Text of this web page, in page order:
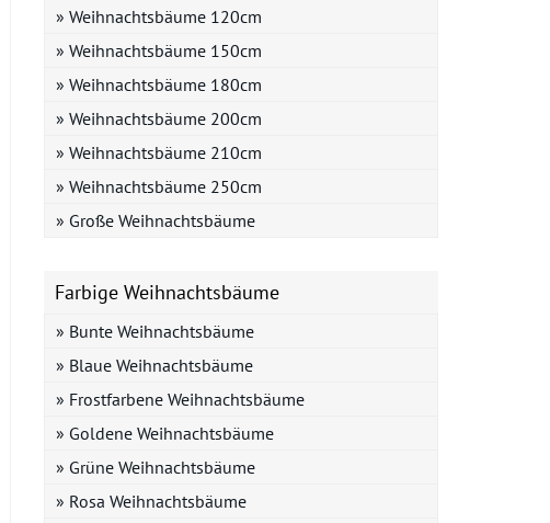
» Weihnachtsbäume 120cm
» Weihnachtsbäume 150cm
» Weihnachtsbäume 180cm
» Weihnachtsbäume 200cm
» Weihnachtsbäume 210cm
» Weihnachtsbäume 250cm
» Große Weihnachtsbäume
Farbige Weihnachtsbäume
» Bunte Weihnachtsbäume
» Blaue Weihnachtsbäume
» Frostfarbene Weihnachtsbäume
» Goldene Weihnachtsbäume
» Grüne Weihnachtsbäume
» Rosa Weihnachtsbäume